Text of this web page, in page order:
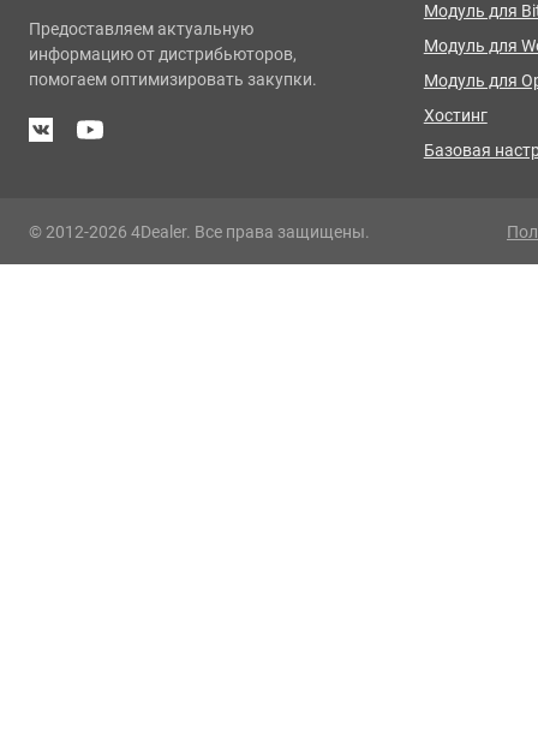
Предоставляем актуальную
информацию от дистрибьюторов,
помогаем оптимизировать закупки.
Модуль для
Модуль для
Модуль для
Хостинг
Базовая
© 2012-2026 4Dealer. Все права защищены.